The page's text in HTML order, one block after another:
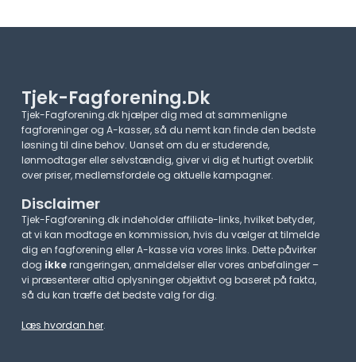
Tjek-Fagforening.dk
Tjek-Fagforening.dk hjælper dig med at sammenligne
fagforeninger og A-kasser, så du nemt kan finde den bedste
løsning til dine behov. Uanset om du er studerende,
lønmodtager eller selvstændig, giver vi dig et hurtigt overblik
over priser, medlemsfordele og aktuelle kampagner.​
Disclaimer
Tjek-Fagforening.dk indeholder affiliate-links, hvilket betyder,
at vi kan modtage en kommission, hvis du vælger at tilmelde
dig en fagforening eller A-kasse via vores links. Dette påvirker
dog ikkerangeringen, anmeldelser eller vores anbefalinger –
vi præsenterer altid oplysninger objektivt og baseret på fakta,
så du kan træffe det bedste valg for dig.
Læs hvordan her.